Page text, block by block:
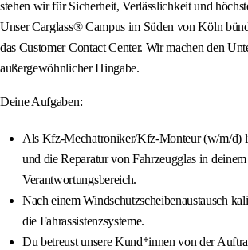
stehen wir für Sicherheit, Verlässlichkeit und
Unser Carglass® Campus im Süden von Köln
das Customer Contact Center. Wir machen den
außergewöhnlicher Hingabe.
Deine Aufgaben:
Als Kfz-Mechatroniker/Kfz-Monteur (w/m/d)
und die Reparatur von Fahrzeugglas in deinem
Verantwortungsbereich.
Nach einem Windschutzscheibenaustausch
die Fahrassistenzsysteme.
Du betreust unsere Kund*innen von der